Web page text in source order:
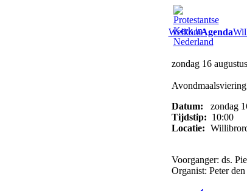
WelkomAgenda
zondag 16
Datum:
zondag
Tijdstip: 10:00
Locatie:
Voorganger: ds.
Organist: Peter